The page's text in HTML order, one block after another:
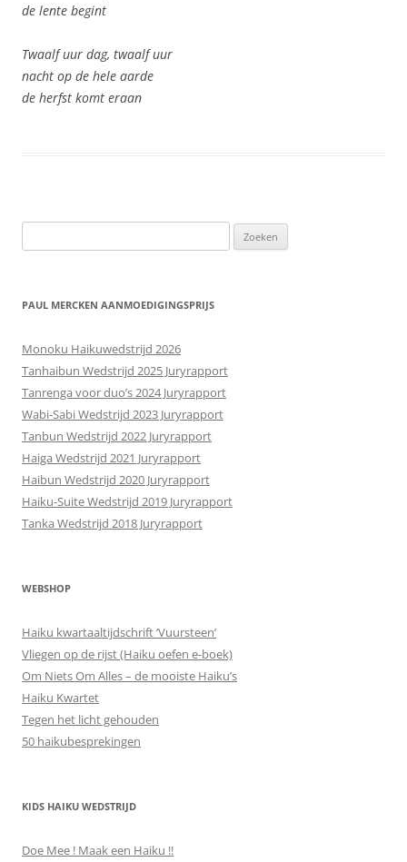
de lente begint
Twaalf uur dag, twaalf uur
nacht op de hele aarde
de herfst komt eraan
naar:
PAUL MERCKEN AANMOEDIGINGSPRIJS
Monoku Haikuwedstrijd 2026
Tanhaibun Wedstrijd 2025 Juryrapport
Tanrenga voor duo’s 2024 Juryrapport
Wabi-Sabi Wedstrijd 2023 Juryrapport
Tanbun Wedstrijd 2022 Juryrapport
Haiga Wedstrijd 2021 Juryrapport
Haibun Wedstrijd 2020 Juryrapport
Haiku-Suite Wedstrijd 2019 Juryrapport
Tanka Wedstrijd 2018 Juryrapport
WEBSHOP
Haiku kwartaaltijdschrift ‘Vuursteen’
Vliegen op de rijst (Haiku oefen e-boek)
Om Niets Om Alles – de mooiste Haiku’s
Haiku Kwartet
Tegen het licht gehouden
50 haikubesprekingen
KIDS HAIKU WEDSTRIJD
Doe Mee ! Maak een Haiku !!